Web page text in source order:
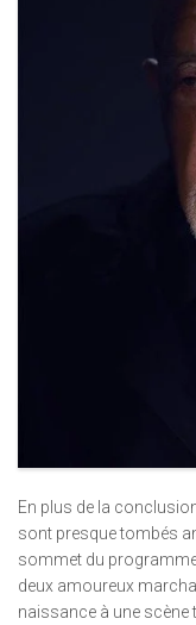
En plus de la
sont presque tombés
sommet du
deux amoureux
naissance à une scène